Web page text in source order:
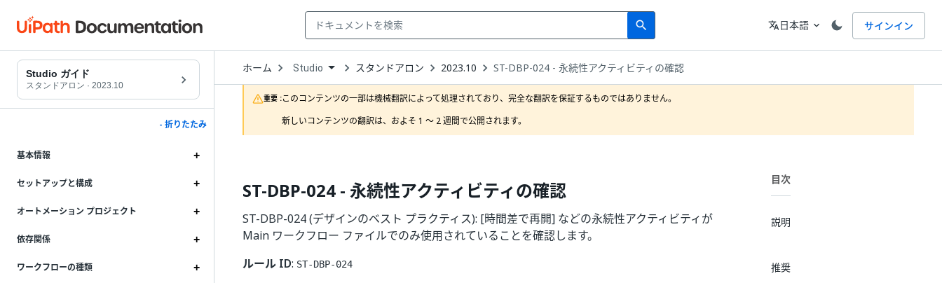
search
Search 言語
translate日本語 expand_more サインイン
Studio ガイド
スタンドアロン · 2023.10
- 折りたたみ
基本情報
セットアップと構成
オートメーション プロジェクト
依存関係
ワークフローの種類
ホーム Open
Dropdown
to
choose
product
Studio スタンドアロン 2023.10 ST-DBP-024 - 永続性アクティビティの確認
重要 :このコンテンツの一部は機械翻訳によって処理されており、完全な翻訳を保証するものではありません。
新しいコンテンツの翻訳は、およそ 1 ～ 2 週間で公開されます。
ST-DBP-024 - 永続性アクティビティの確認
ST-DBP-024 (デザインのベスト プラクティス): [時間差で再開] などの永続性アクティビティが
Main ワークフロー ファイルでのみ使用されていることを確認します。
ルール ID: ST-DBP-024
目次
説明
推奨